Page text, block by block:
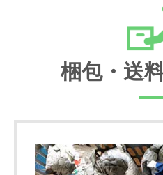
梱包・送